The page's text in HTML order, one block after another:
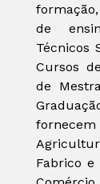
de
Técnicos
Cursos
de
Fabrico e